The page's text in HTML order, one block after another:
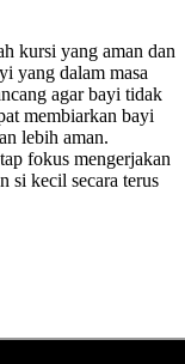
kursi yang aman dan
yang dalam masa
agar bayi tidak
membiarkan bayi
lebih aman.
fokus mengerjakan
si kecil secara terus